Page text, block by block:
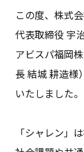
この度、株式
代表取締役 宇
アビスパ福岡
長 結城 耕造様
いたしました。
「シャレン」